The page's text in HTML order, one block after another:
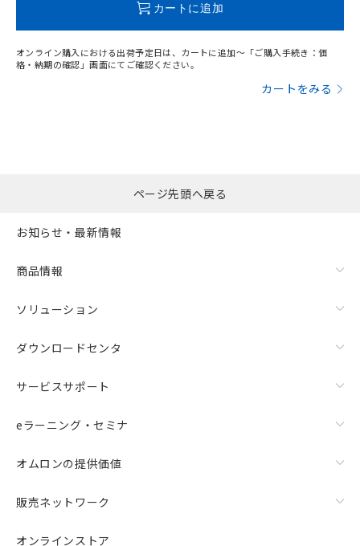
カートに追加
オンライン購入における出荷予定日は、カートに追加～「ご購入手続き：価
格・納期の確認」画面にてご確認ください。
カートをみる
ページ先頭へ戻る
お知らせ・最新情報
商品情報
ソリューション
ダウンロードセンタ
サービスサポート
eラーニング・セミナ
オムロンの提供価値
販売ネットワーク
オンラインストア